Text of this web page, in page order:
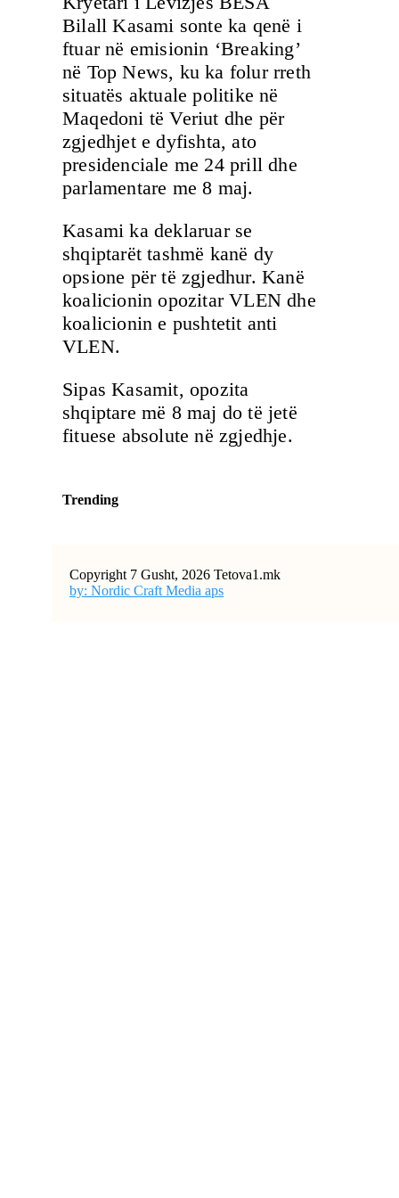
Bilall Kasami sonte ka qenë i
ftuar në emisionin ‘Breaking’
në Top News, ku ka folur rreth
situatës aktuale politike në
Maqedoni të Veriut dhe për
zgjedhjet e dyfishta, ato
presidenciale me 24 prill dhe
parlamentare me 8 maj.
Kasami ka deklaruar se
shqiptarët tashmë kanë dy
opsione për të zgjedhur. Kanë
koalicionin opozitar VLEN dhe
koalicionin e pushtetit anti
VLEN.
Sipas Kasamit, opozita
shqiptare më 8 maj do të jetë
fituese absolute në zgjedhje.
Trending
Copyright 7 Gusht, 2026 Tetova1.mk
by: Nordic Craft Media aps